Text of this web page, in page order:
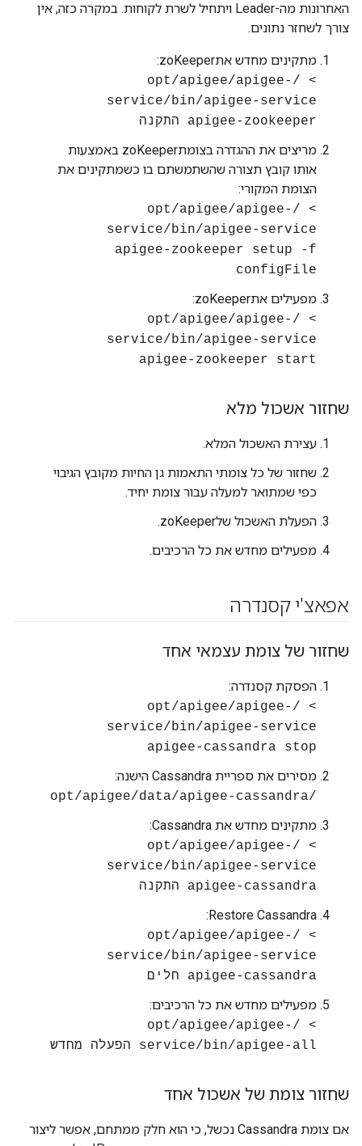
האחרונות מה-Leader ויתחיל לשרת לקוחות. במקרה כזה, אין
צורך לשחזר נתונים.
מתקינים מחדש אתzoKeeper:
> /opt/apigee/apigee-
service/bin/apigee-service
apigee-zookeeper התקנה
מריצים את ההגדרה בצומתzoKeeper באמצעות
אותו קובץ תצורה שהשתמשתם בו כשמתקינים את
הצומת המקורי:
> /opt/apigee/apigee-
service/bin/apigee-service
apigee-zookeeper setup -f
configFile
מפעילים אתzoKeeper:
> /opt/apigee/apigee-
service/bin/apigee-service
apigee-zookeeper start
שחזור אשכול מלא
עצירת האשכול המלא.
שחזור של כל צומתי התאמות גן החיות מקובץ הגיבוי
כפי שמתואר למעלה עבור צומת יחיד.
הפעלת האשכול שלzoKeeper.
מפעילים מחדש את כל הרכיבים.
אפאצ'י קסנדרה
שחזור של צומת עצמאי אחד
הפסקת קסנדרה:
> /opt/apigee/apigee-
service/bin/apigee-service
apigee-cassandra stop
מסירים את ספריית Cassandra הישנה:
/opt/apigee/data/apigee-cassandra
מתקינים מחדש את Cassandra:
> /opt/apigee/apigee-
service/bin/apigee-service
apigee-cassandra התקנה
Restore Cassandra:
> /opt/apigee/apigee-
service/bin/apigee-service
apigee-cassandra חלים
מפעילים מחדש את כל הרכיבים:
> /opt/apigee/apigee-
service/bin/apigee-all הפעלה מחדש
שחזור צומת של אשכול אחד
אם צומת Cassandra נכשל, כי הוא חלק ממתחם, אפשר ליצור